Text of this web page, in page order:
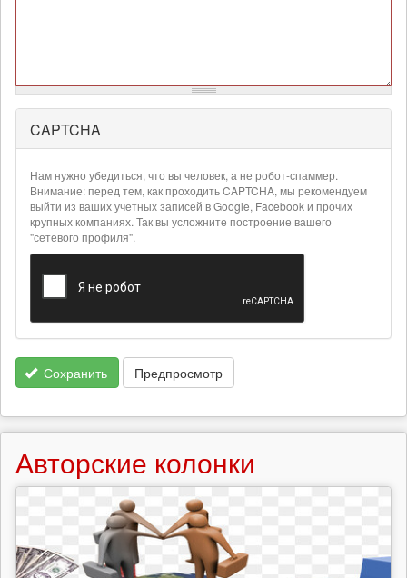
Более
подробная
информация
текстовых
форматах
CAPTCHA
Нам нужно убедиться, что вы человек, а не робот-спаммер.
Внимание: перед тем, как проходить CAPTCHA, мы рекомендуем
выйти из ваших учетных записей в Google, Facebook и прочих
крупных компаниях. Так вы усложните построение вашего
"сетевого профиля".
Сохранить Предпросмотр
Авторские колонки